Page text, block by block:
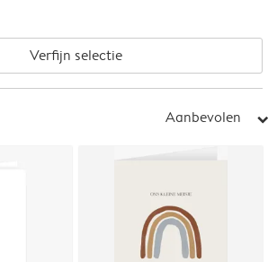
Verfijn selectie
Aanbevolen arrow_right